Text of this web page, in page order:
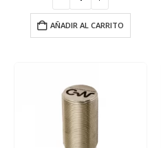
AÑADIR AL CARRITO